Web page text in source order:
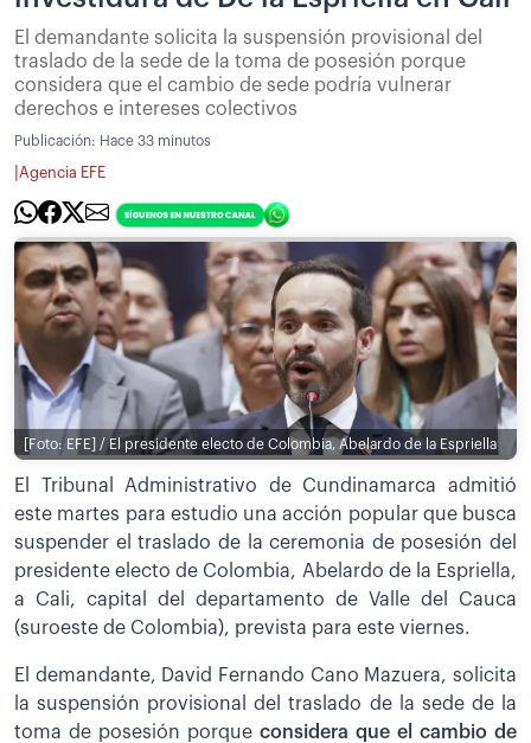
El demandante solicita la suspensión provisional del
traslado de la sede de la toma de posesión porque
considera que el cambio de sede podría vulnerar
derechos e intereses colectivos
Publicación: Hace 33 minutos
Agencia EFE
[Foto: EFE] / El presidente electo de Colombia, Abelardo de la Espriella
El Tribunal Administrativo de Cundinamarca admitió
este martes para estudio una acción popular que busca
suspender el traslado de la ceremonia de posesión del
presidente electo de Colombia, Abelardo de la Espriella,
a Cali, capital del departamento de Valle del Cauca
(suroeste de Colombia), prevista para este viernes.
El demandante, David Fernando Cano Mazuera, solicita
la suspensión provisional del traslado de la sede de la
toma de posesión porque considera que el cambio de